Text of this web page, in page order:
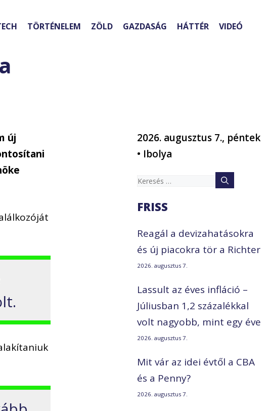
TÖRTÉNELEM ZÖLD GAZDASÁG HÁTTÉR VIDEÓ
új
2026. augusztus 7., péntek
• Ibolya
Keresés:
FRISS
Reagál a devizahatásokra
és új piacokra tör a Richter
2026. augusztus 7.
Lassult az éves infláció –
Júliusban 1,2 százalékkal
volt nagyobb, mint egy éve
2026. augusztus 7.
Mit vár az idei évtől a CBA
és a Penny?
2026. augusztus 7.